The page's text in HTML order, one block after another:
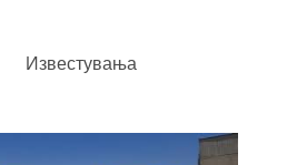
Известувања